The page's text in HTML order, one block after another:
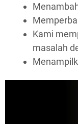
Kami
masalah